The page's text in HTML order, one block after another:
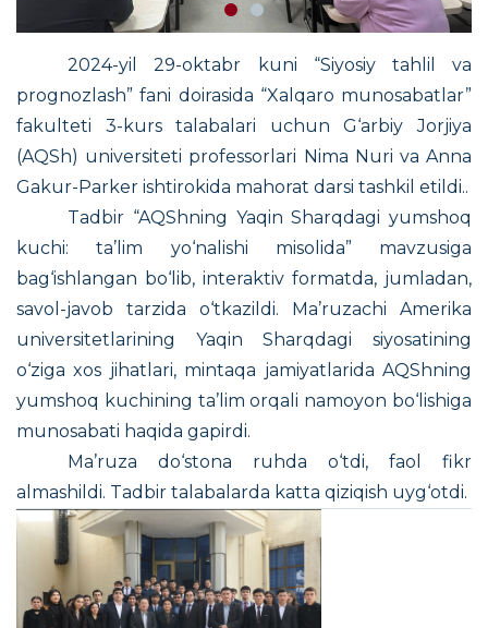
2024-yil 29-oktabr kuni “Siyosiy tahlil va
prognozlash” fani doirasida “Xalqaro munosabatlar”
fakulteti 3-kurs talabalari uchun G‘arbiy Jorjiya
(AQSh) universiteti professorlari Nima Nuri va Anna
Gakur-Parker ishtirokida mahorat darsi tashkil etildi..
Tadbir “AQShning Yaqin Sharqdagi yumshoq
kuchi: ta’lim yo‘nalishi misolida” mavzusiga
bag‘ishlangan bo‘lib, interaktiv formatda, jumladan,
savol-javob tarzida o‘tkazildi. Ma’ruzachi Amerika
universitetlarining Yaqin Sharqdagi siyosatining
o‘ziga xos jihatlari, mintaqa jamiyatlarida AQShning
yumshoq kuchining ta’lim orqali namoyon bo‘lishiga
munosabati haqida gapirdi.
Ma’ruza do‘stona ruhda o‘tdi, faol fikr
almashildi. Tadbir talabalarda katta qiziqish uyg‘otdi.